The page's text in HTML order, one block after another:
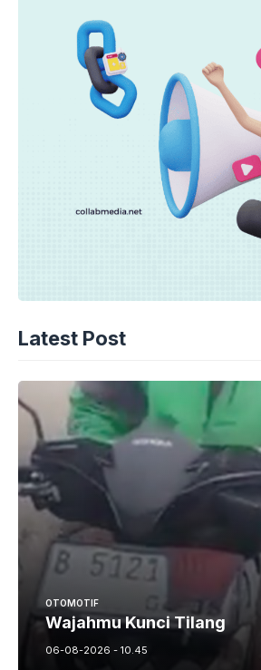
Latest Post
OTOMOTIF
Wajahmu Kunci Tilang
06-08-2026 - 10.45